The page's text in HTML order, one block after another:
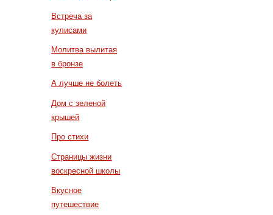
Встреча за
кулисами
Молитва вылитая
в бронзе
А лучше не болеть
Дом с зеленой
крышей
Про стихи
Страницы жизни
воскресной школы
Вкусное
путешествие